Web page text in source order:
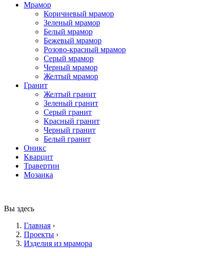
Мрамор
Коричневый мрамор
Зеленый мрамор
Белый мрамор
Бежевый мрамор
Розово-красный мрамор
Серый мрамор
Черный мрамор
Желтый мрамор
Гранит
Желтый гранит
Зеленый гранит
Серый гранит
Красный гранит
Черный гранит
Белый гранит
Оникс
Кварцит
Травертин
Мозаика
Вы здесь
Главная ›
Проекты ›
Изделия из мрамора